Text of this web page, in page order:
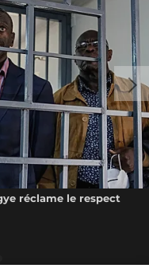
réclame le respect